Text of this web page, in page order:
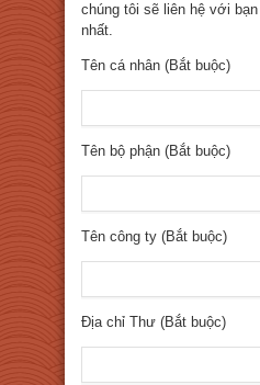
chúng tôi sẽ liên hệ với
nhất.
Tên cá nhân (Bắt buộc)
Tên bộ phận (Bắt buộc)
Tên công ty (Bắt buộc)
Địa chỉ Thư (Bắt buộc)